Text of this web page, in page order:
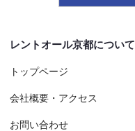
レントオール京都について
トップページ
会社概要・アクセス
お問い合わせ